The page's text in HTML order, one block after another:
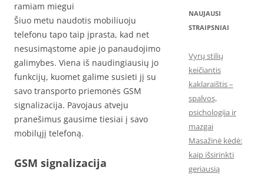
ramiam miegui
Šiuo metu naudotis mobiliuoju
telefonu tapo taip įprasta, kad net
nesusimąstome apie jo panaudojimo
galimybes. Viena iš naudingiausių jo
funkcijų, kuomet galime susieti jį su
savo transporto priemonės GSM
signalizacija. Pavojaus atveju
pranešimus gausime tiesiai į savo
mobilųjį telefoną.
GSM signalizacija
NAUJAUSI
STRAIPSNIAI
Vyrų stilių
keičiantis
kaklaraištis –
spalvos,
psichologija ir
mazgai
Masažinė kėdė:
kaip išsirinkti
geriausią